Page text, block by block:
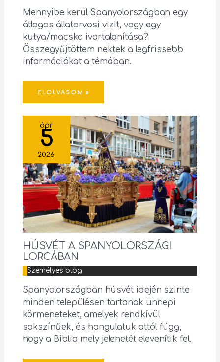
Mennyibe kerül Spanyolországban egy
átlagos állatorvosi vizit, vagy egy
kutya/macska ivartalanítása?
Összegyűjtöttem nektek a legfrissebb
információkat a témában.
ELOLVASOM »
ápr
5
2026
HÚSVÉT A SPANYOLORSZÁGI
LORCÁBAN
Személyes blog
Spanyolországban húsvét idején szinte
minden településen tartanak ünnepi
körmeneteket, amelyek rendkívül
sokszínűek, és hangulatuk attól függ,
hogy a Biblia mely jelenetét elevenítik fel.